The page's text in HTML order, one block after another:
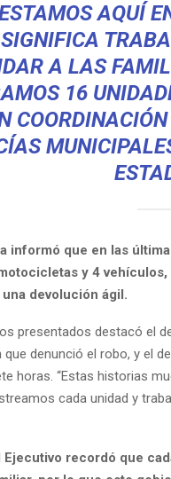
AQUÍ
A LAS
16
informó que en las
y 4
devolución ágil.
presentados destacó el
denunció el robo, y el
horas. “Estas historias
cada unidad y
Ejecutivo recordó que